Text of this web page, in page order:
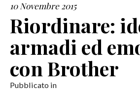
CONTATTI
10 Novembre 2015
Riordinare:
armadi ed
con Brother
Pubblicato in